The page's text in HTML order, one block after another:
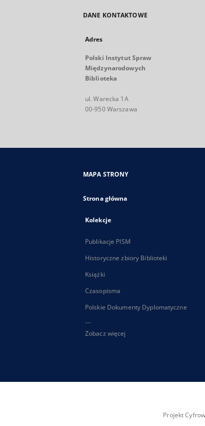
DANE KONTAKTOWE
Adres
Polski Instytut Spraw
Międzynarodowych
Biblioteka
ul. Warecka 1A
00-950 Warszawa
MAPA STRONY
Strona główna
Kolekcje
Publikacje PISM
Historyczne zbiory Biblioteki
Książki
Czasopisma
Polskie Dokumenty Dyplomatyczne
...
Zobacz więcej
Projekt